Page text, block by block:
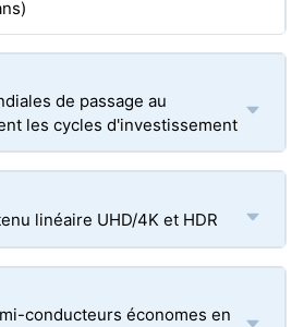
de passage au
les cycles d'investissement
linéaire UHD/4K et HDR
conducteurs économes en